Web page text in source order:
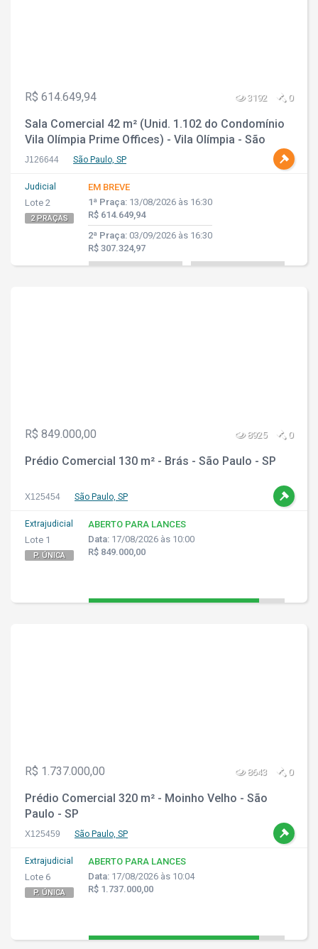
R$ 614.649,94 3192 0
Sala Comercial 42 m² (Unid. 1.102 do Condomínio
Vila Olímpia Prime Offices) - Vila Olímpia - São
Paulo - SP
J126644 São Paulo, SP
Judicial
Lote 2
2 PRAÇAS
EM BREVE
1ª Praça: 13/08/2026 às 16:30
R$ 614.649,94
2ª Praça: 03/09/2026 às 16:30
R$ 307.324,97
R$ 849.000,00 8925 0
Prédio Comercial 130 m² - Brás - São Paulo - SP
X125454 São Paulo, SP
Extrajudicial
Lote 1
P. ÚNICA
ABERTO PARA LANCES
Data: 17/08/2026 às 10:00
R$ 849.000,00
R$ 1.737.000,00 8643 0
Prédio Comercial 320 m² - Moinho Velho - São
Paulo - SP
X125459 São Paulo, SP
Extrajudicial
Lote 6
P. ÚNICA
ABERTO PARA LANCES
Data: 17/08/2026 às 10:04
R$ 1.737.000,00